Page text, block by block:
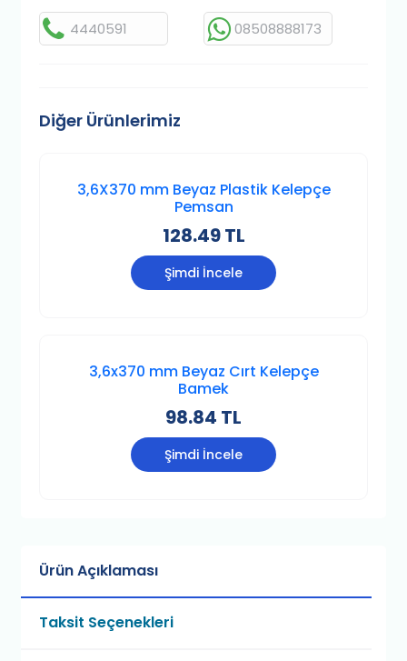
4440591 08508888173
Diğer Ürünlerimiz
3,6X370 mm Beyaz Plastik Kelepçe
Pemsan
128.49 TL
Şimdi İncele
3,6x370 mm Beyaz Cırt Kelepçe
Bamek
98.84 TL
Şimdi İncele
Ürün Açıklaması
Taksit Seçenekleri